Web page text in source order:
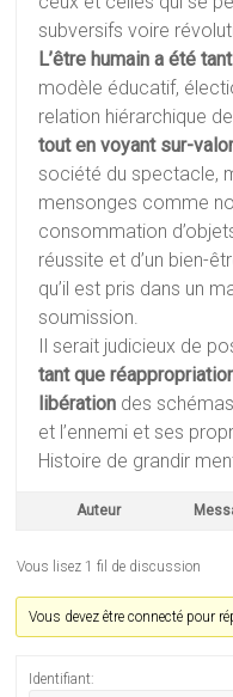
subversifs voire
L’être humain a été
modèle éducatif,
relation hiérarchique de
tout en voyant sur-
société du spectacle,
mensonges comme
consommation
réussite et d’un bien-
qu’il est pris dans un
soumission.
Il serait judicieux de
tant que
libération des
et l’ennemi et ses
Histoire de grandir
Auteur
Vous lisez 1 fil de discussion
Vous devez être connecté pour
Identifiant: